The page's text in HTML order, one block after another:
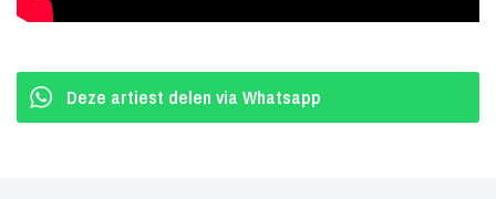
Deze artiest delen via Whatsapp